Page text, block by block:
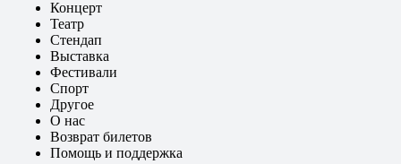
Концерт
Театр
Стендап
Выставка
Фестивали
Спорт
Другое
О нас
Возврат билетов
Помощь и поддержка